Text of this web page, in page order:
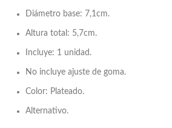
Diámetro base: 7,1cm.
Altura total: 5,7cm.
Incluye: 1 unidad.
No incluye ajuste de goma.
Color: Plateado.
Alternativo.